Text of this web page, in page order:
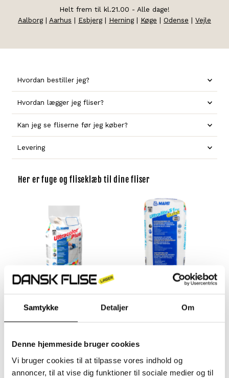
Samtykke Detaljer Om
Denne hjemmeside bruger cookies
Vi bruger cookies til at tilpasse vores indhold og
annoncer, til at vise dig funktioner til sociale medier og til
Helt frem til kl.21.00 - Alle dage!
Aalborg| Aarhus | Esbjerg| Herning| Køge | Odense | Vejle
Hvordan bestiller jeg?
Hvordan lægger jeg fliser?
Kan jeg se fliserne før jeg køber?
Levering
Her er fuge og fliseklæb til dine fliser
Fuge | 5 kg